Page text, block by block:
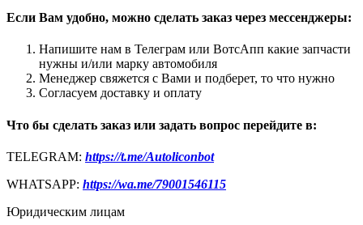
Если Вам удобно, можно сделать заказ через мессенджеры:
Напишите нам в Телеграм или ВотсАпп какие запчасти
нужны и/или марку автомобиля
Менеджер свяжется с Вами и подберет, то что нужно
Согласуем доставку и оплату
Что бы сделать заказ или задать вопрос перейдите в:
TELEGRAM: https://t.me/Autoliconbot
WHATSAPP: https://wa.me/79001546115
Юридическим лицам